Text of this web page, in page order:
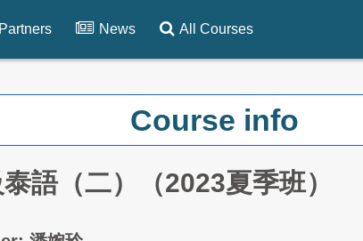
Partners News All Courses
Course info
語（二）（2023夏季班）